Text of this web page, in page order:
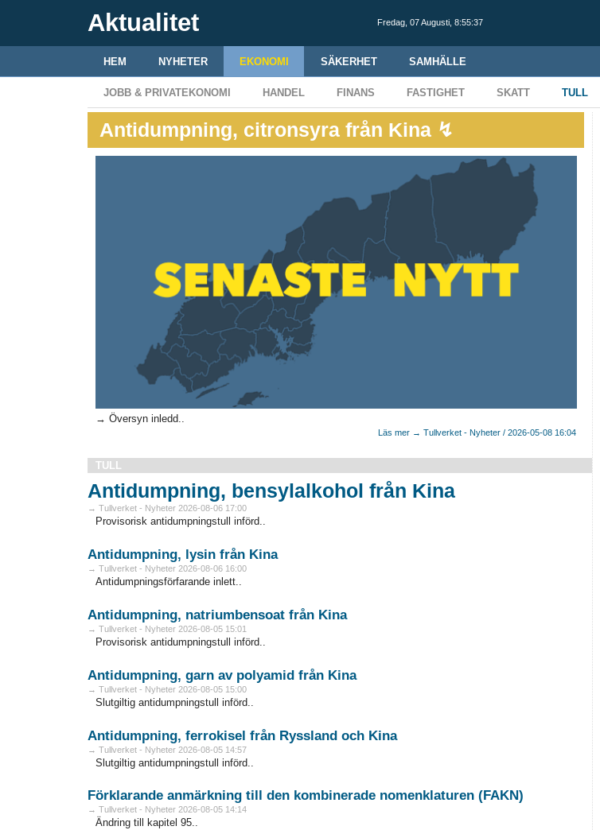
Aktualitet Fredag, 07 Augusti, 8:55:38
HEM NYHETER EKONOMI SÄKERHET SAMHÄLLE
JOBB & PRIVATEKONOMI HANDEL FINANS FASTIGHET SKATT TULL
Antidumpning, citronsyra från Kina ↯
→ Översyn inledd..
Läs mer → Tullverket - Nyheter / 2026-05-08 16:04
TULL
Antidumpning, bensylalkohol från Kina
→ Tullverket - Nyheter 2026-08-06 17:00
Provisorisk antidumpningstull införd..
Antidumpning, lysin från Kina
→ Tullverket - Nyheter 2026-08-06 16:00
Antidumpningsförfarande inlett..
Antidumpning, natriumbensoat från Kina
→ Tullverket - Nyheter 2026-08-05 15:01
Provisorisk antidumpningstull införd..
Antidumpning, garn av polyamid från Kina
→ Tullverket - Nyheter 2026-08-05 15:00
Slutgiltig antidumpningstull införd..
Antidumpning, ferrokisel från Ryssland och Kina
→ Tullverket - Nyheter 2026-08-05 14:57
Slutgiltig antidumpningstull införd..
Förklarande anmärkning till den kombinerade nomenklaturen (FAKN)
→ Tullverket - Nyheter 2026-08-05 14:14
Ändring till kapitel 95..